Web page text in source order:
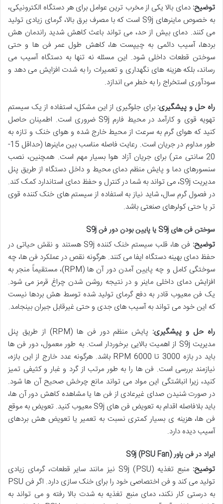
توضیح: دمای بالا یکی از مخرب ترین عوامل برای هر دستگاه الکترونیکی،
به خصوص ماینرهای S9j است که با مصرف برق بالا، گرمای زیادی تولید
می کنند. دمای بیش از حد، می تواند باعث کاهش شدید راندمان هش
بردها، آسیب دائمی به چیپست ها، کاهش طول عمر فن ها و حتی
سوختن قطعات داخلی شود. این مسئله نه تنها به دستگاه آسیب می
رساند، بلکه هزینه های نگهداری و تعمیرات را به شدت افزایش می دهد و
سودآوری استخراج را به خطر می اندازد.
راه حل و پیشگیری: برای جلوگیری از این مشکل، استفاده از یک سیستم
تهویه قوی و کارآمد در محیط فارم S9j ضروری است. اطمینان حاصل
کنید که هوای گرم به سرعت از محیط خارج شده و هوای خنک و تازه به
طور مداوم در جریان است. رعایت فاصله مناسب بین ماینرها (حداقل 15-
20 سانتی متر) برای جریان آزاد هوا بسیار مهم است. همچنین، نصب
سنسورهای دما و پایش منظم دمای محیط و داخل دستگاه از طریق پنل
مدیریت S9j، می تواند به شما در کنترل و حفظ دمای استاندارد کمک کند.
در فصول گرم سال، شاید نیاز به استفاده از سیستم های خنک کننده قوی
تر یا حتی کولرهای صنعتی باشد.
سوختن فن های S9j یا پایین بودن دور فن S9j
توضیح:
فن ها، قلب سیستم خنک کننده S9j هستند و نقش حیاتی در
حفظ دمای بهینه دستگاه ایفا می کنند. هرگونه نقص در عملکرد فن ها، چه
سوختگی کامل و چه پایین آمدن دور آن ها (RPM)، مستقیماً منجر به
افزایش دمای داخلی ماینر و در نتیجه روشن شدن چراغ قرمز می شود.
یک فن معیوب قادر به دفع گرمای تولید شده توسط هش بردها نیست
که این خود می تواند به آسیب های جدی و حتی غیرقابل جبران بینجامد.
راه حل و پیشگیری:
پایش منظم دور فن ها (RPM) از طریق پنل
مدیریت S9j از اهمیت بالایی برخوردار است. به طور معمول، دور فن ها
باید در بازه 3000 تا 6000 RPM باشد. هرگونه عدد خارج از این بازه،
نیازمند بررسی است. فن ها را به طور مرتب از گرد و غبار و کثیفی تمیز
کنید، زیرا انباشتگی این مواد می تواند مانع چرخش صحیح آن ها شود.
در صورت شنیدن صدای غیرعادی از فن ها یا مشاهده کاهش دور آن ها،
باید بلافاصله اقدام به تعویض فن های S9j معیوب کنید. تعویض به موقع
فن ها، هزینه ی بسیار کمتری نسبت به تعمیر یا تعویض هش بردهای
آسیب دیده دارد.
ایراد در فن پاور (PSU Fan) S9j
توضیح:
منبع تغذیه (PSU) S9j نیز مانند سایر قطعات، گرمای زیادی
تولید می کند و فن اختصاصی خود را برای خنک سازی دارد. اگر فن PSU
به درستی کار نکند، دمای منبع تغذیه به شدت بالا رفته و می تواند به